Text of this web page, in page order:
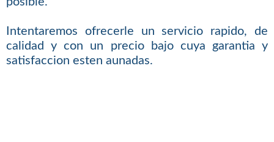
Intentaremos ofrecerle un servicio rapido, de
calidad y con un precio bajo cuya garantia y
satisfaccion esten aunadas.